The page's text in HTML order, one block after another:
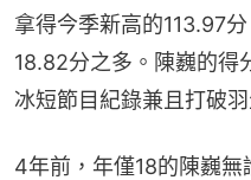
拿得今季新高的113.97
18.82分之多。陳巍的得
冰短節目紀錄兼且打破
4年前，年僅18的陳巍